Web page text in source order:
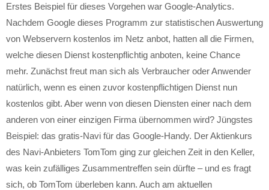
Erstes Beispiel für dieses Vorgehen war Google-Analytics.
Nachdem Google dieses Programm zur statistischen Auswertung
von Webservern kostenlos im Netz anbot, hatten all die Firmen,
welche diesen Dienst kostenpflichtig anboten, keine Chance
mehr. Zunächst freut man sich als Verbraucher oder Anwender
natürlich, wenn es einen zuvor kostenpflichtigen Dienst nun
kostenlos gibt. Aber wenn von diesen Diensten einer nach dem
anderen von einer einzigen Firma übernommen wird? Jüngstes
Beispiel: das gratis-Navi für das Google-Handy. Der Aktienkurs
des Navi-Anbieters TomTom ging zur gleichen Zeit in den Keller,
was kein zufälliges Zusammentreffen sein dürfte – und es fragt
sich, ob TomTom überleben kann. Auch am aktuellen